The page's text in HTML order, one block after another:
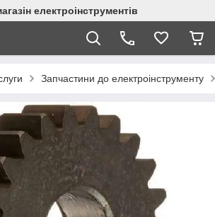
електроінструментів
Запчастини до електроінструменту